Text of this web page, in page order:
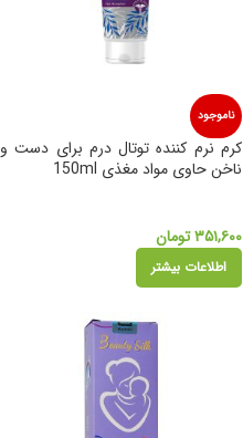
ناموجود
کرم نرم کننده توتال درم برای دست و
ناخن حاوی مواد مغذی 150ml
۳۵۱,۶۰۰تومان
اطلاعات بیشتر